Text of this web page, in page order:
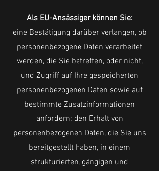
Als EU-Ansässiger können Sie:
eine Bestätigung darüber verlangen, ob
personenbezogene Daten verarbeitet
werden, die Sie betreffen, oder nicht,
und Zugriff auf Ihre gespeicherten
personenbezogenen Daten sowie auf
bestimmte Zusatzinformationen
anfordern; den Erhalt von
personenbezogenen Daten, die Sie uns
bereitgestellt haben, in einem
strukturierten, gängigen und